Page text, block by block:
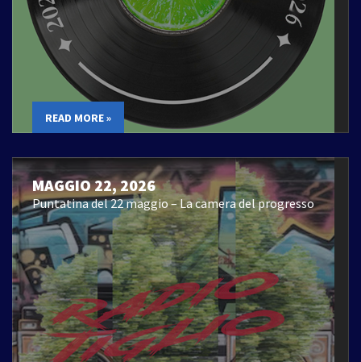
READ MORE »
MAGGIO 22, 2026
Puntatina del 22 maggio – La camera del progresso